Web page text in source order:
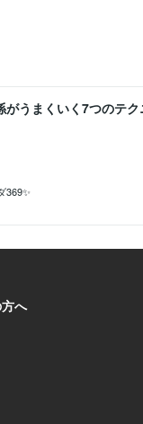
がうまくいく7つのテク
369✨